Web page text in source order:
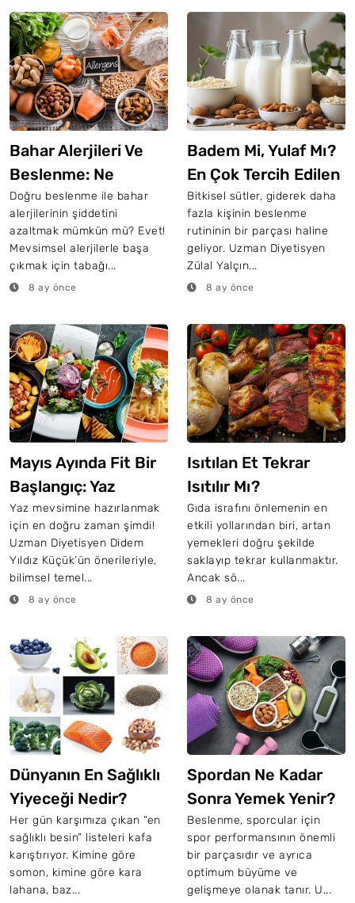
Bahar Alerjileri Ve
Beslenme: Ne
Yediğimiz Neyi
Tetikliyor?
Doğru beslenme ile bahar
alerjilerinin şiddetini
azaltmak mümkün mü? Evet!
Mevsimsel alerjilerle başa
çıkmak için tabağı...
8 ay önce
Badem Mi, Yulaf Mı?
En Çok Tercih Edilen
5 Bitkisel Süt
Bitkisel sütler, giderek daha
fazla kişinin beslenme
rutininin bir parçası haline
geliyor. Uzman Diyetisyen
Zülal Yalçın...
8 ay önce
Mayıs Ayında Fit Bir
Başlangıç: Yaz
Öncesi Beslenme
Rehberi
Yaz mevsimine hazırlanmak
için en doğru zaman şimdi!
Uzman Diyetisyen Didem
Yıldız Küçük’ün önerileriyle,
bilimsel temel...
8 ay önce
Isıtılan Et Tekrar
Isıtılır Mı?
Gıda israfını önlemenin en
etkili yollarından biri, artan
yemekleri doğru şekilde
saklayıp tekrar kullanmaktır.
Ancak sö...
8 ay önce
Dünyanın En Sağlıklı
Yiyeceği Nedir?
Her gün karşımıza çıkan “en
sağlıklı besin” listeleri kafa
karıştırıyor. Kimine göre
somon, kimine göre kara
lahana, baz...
Spordan Ne Kadar
Sonra Yemek Yenir?
Beslenme, sporcular için
spor performansının önemli
bir parçasıdır ve ayrıca
optimum büyüme ve
gelişmeye olanak tanır. U...